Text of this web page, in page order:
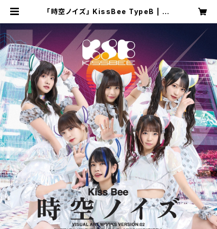
「時空ノイズ」 KissBee TypeB | Ki
1/1